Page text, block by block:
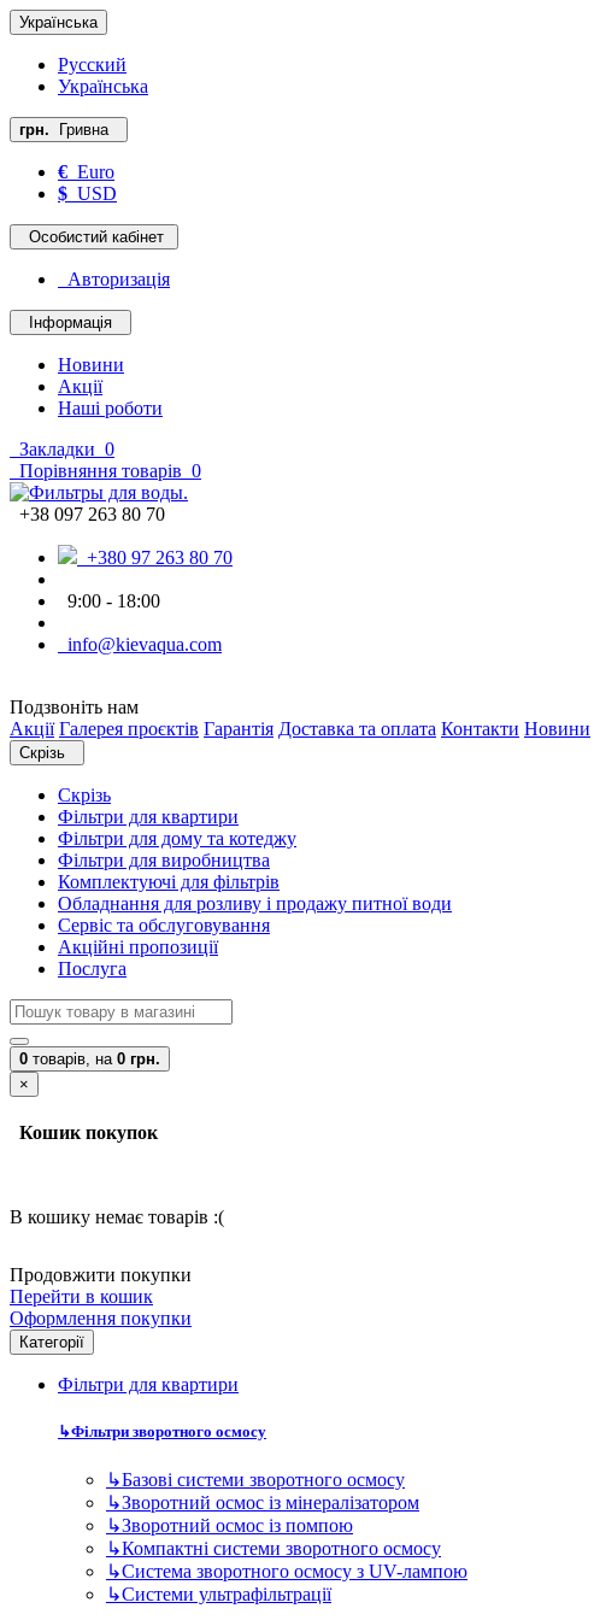
Українська
Русский
Українська
грн. Гривна
€ Euro
$ USD
Особистий кабінет
Авторизація
Інформація
Новини
Акції
Наші роботи
Закладки 0
Порівняння товарів 0
+38 097 263 80 70
+380 97 263 80 70
9:00 - 18:00
info@kievaqua.com
Подзвоніть нам
Акції Галерея проєктів Гарантія Доставка та оплата Контакти Новини
Скрізь
Скрізь
Фільтри для квартири
Фільтри для дому та котеджу
Фільтри для виробництва
Комплектуючі для фільтрів
Обладнання для розливу і продажу питної води
Сервіс та обслуговування
Акційні пропозиції
Послуга
0 товарів, на 0 грн.
Категорії
Фільтри для квартири
↳Базові системи зворотного осмосу
↳Зворотний осмос із помпою
↳Компактні системи зворотного осмосу
↳Система зворотного осмосу з UV-лампою
↳Фільтр попереднього очищення.
↳Дискові фільтри для води
↳Фільтри попереднього очищення води 10BB
↳Фільтри попереднього очищення води 10SL
↳Фільтри попереднього очищення води 20BB
↳Фільтри попереднього очищення води 20SL
Картриджі для фільтрів